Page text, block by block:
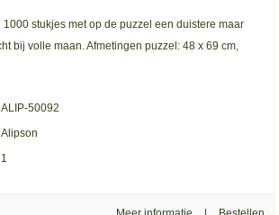
stukjes met op de puzzel een duistere maar
bij volle maan. Afmetingen puzzel: 48 x 69 cm,
ALIP-50092
Alipson
1